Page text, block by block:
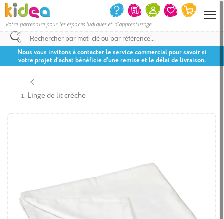
Votre partenaire pour les espaces ludiques et d'apprentissage
Nous vous invitons à contacter le service commercial pour savoir si
votre projet d’achat bénéficie d’une remise et le délai de livraison.
Linge de lit crèche